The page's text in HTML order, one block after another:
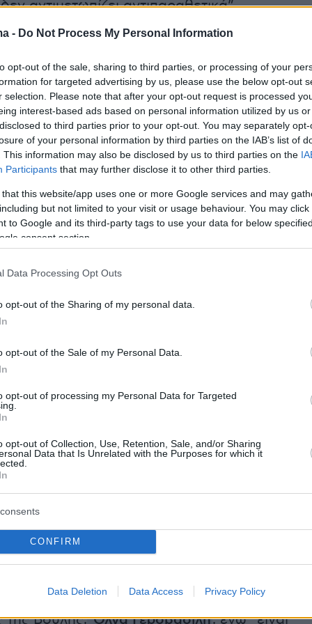
- Do Not Process My Personal Information
opt-out of the sale, sharing to third parties, or processing of your
for targeted advertising by us, please use the below opt-out
selection. Please note that after your opt-out request is processed
interest-based ads based on personal information utilized by us
to third parties prior to your opt-out. You may separately
of your personal information by third parties on the IAB’s list of
This information may also be disclosed by us to third parties on the
Participants that may further disclose it to other third parties.
that this website/app uses one or more Google services and may
but not limited to your visit or usage behaviour. You may
to Google and its third-party tags to use your data for below
consent section.
Data Processing Opt Outs
opt-out of the Sharing of my personal data.
opt-out of the Sale of my Personal Data.
opt-out of processing my Personal Data for Targeted
opt-out of Collection, Use, Retention, Sale, and/or Sharing
Data that Is Unrelated with the Purposes for which it
CONFIRM
Data Deletion Data Access Privacy Policy
αντιμετωπίζει αντιπαραθετικά”.
που κινητοποιεί τους
θετικά στην ανασύνθεση του
χώρου” συνέχισε ο κ. Φάμελλος, ενώ
“στην προσπάθεια να φύγει αυτή η
επικίνδυνη κυβέρνηση και να έχουμε
δεν περισσεύει κανείς. Θα ήταν
Στεκόμαστε δίπλα σε αυτή την πρωτοβουλία,
δεν την βλέπουμε ανταγωνιστικά, αλλά
πλαίσιο, εργαζόμαστε ώστε να
σε μία ευρεία ενωτική σύγκλιση και
και δημοκρατικώνδυνάμεων,
εκλογική σύγκρουση με το καθεστώς
και δέσμευσή μας είναι η ιστορική
των ιδεών και της παρακαταθήκης του
Ριζοσπαστικής Αριστεράς, της Ανανεωτικής
συμπαράταξη του προοδευτικού χώρου,
και την ιστορική εμπειρία των μετεξελίξεων
χώρου”, κατέληξε ο Πρόεδρος
ψηφοδέλτιο
τόνισε στην τοποθέτησή της και η
της Βουλής, Όλγα Γεροβασίλη, ενώ “είναι